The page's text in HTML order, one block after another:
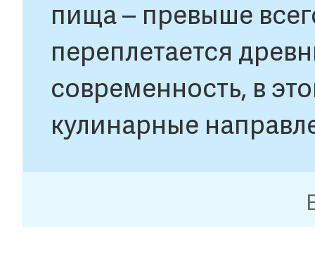
пища – превыше
переплетается
современность, в
кулинарные
мира. Откуда бы вы
найдутся
гурманов Пекин не